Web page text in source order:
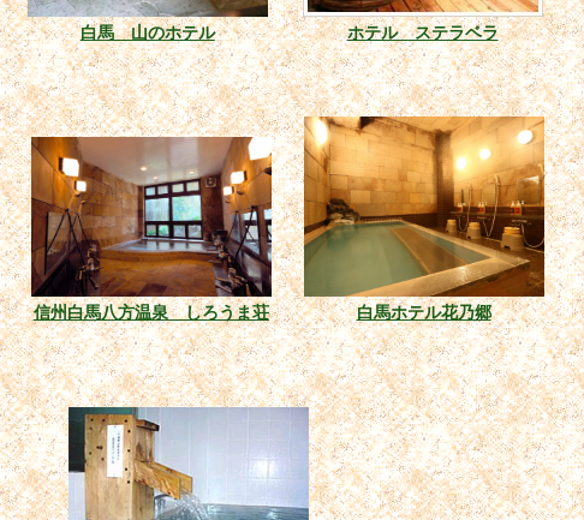
白馬 山のホテル ホテル ステラベラ
信州白馬八方温泉 しろうま荘 白馬ホテル花乃郷